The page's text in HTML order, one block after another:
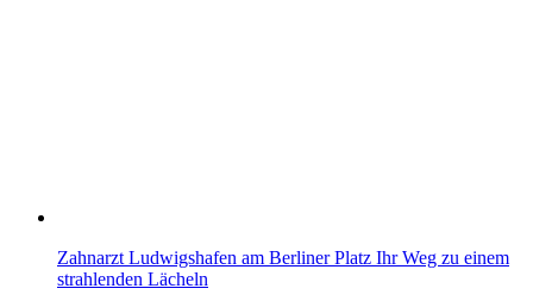
Zahnarzt Ludwigshafen am Berliner Platz Ihr Weg zu einem
strahlenden Lächeln